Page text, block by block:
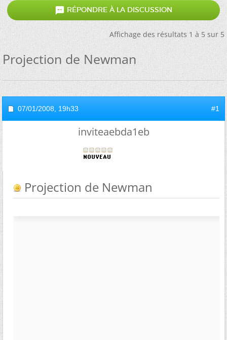
 RÉPONDRE À LA DISCUSSION
Affichage des résultats 1 à 5 sur 5
Projection de Newman
07/01/2008, 19h33 #1
inviteaebda1eb
Projection de Newman